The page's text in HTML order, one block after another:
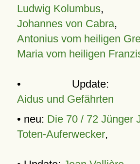
Ludwig Kolumbus,
Johannes von Cabra,
Antonius vom heiligen
Maria vom heiligen
•
Aidus und Gefährten
• neu: Die 70 / 72 Jünger
Toten-Auferwecker,